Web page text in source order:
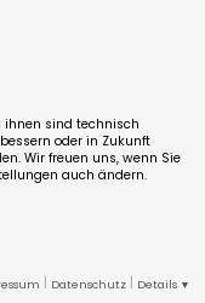
gepolstert
ihnen sind technisch
oder in Zukunft
Wir freuen uns, wenn Sie
auch ändern.
Marketing
Datenschutz Details ▼